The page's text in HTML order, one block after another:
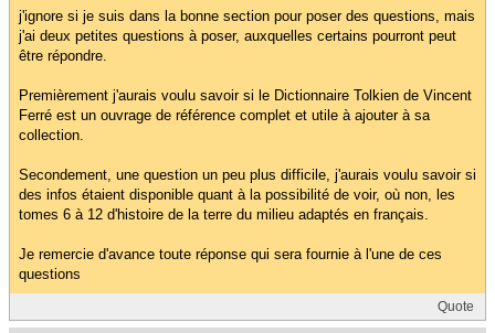
j'ignore si je suis dans la bonne section pour poser des questions, mais
j'ai deux petites questions à poser, auxquelles certains pourront peut
être répondre.
Premièrement j'aurais voulu savoir si le Dictionnaire Tolkien de Vincent
Ferré est un ouvrage de référence complet et utile à ajouter à sa
collection.
Secondement, une question un peu plus difficile, j'aurais voulu savoir si
des infos étaient disponible quant à la possibilité de voir, où non, les
tomes 6 à 12 d'histoire de la terre du milieu adaptés en français.
Je remercie d'avance toute réponse qui sera fournie à l'une de ces
questions
Quote